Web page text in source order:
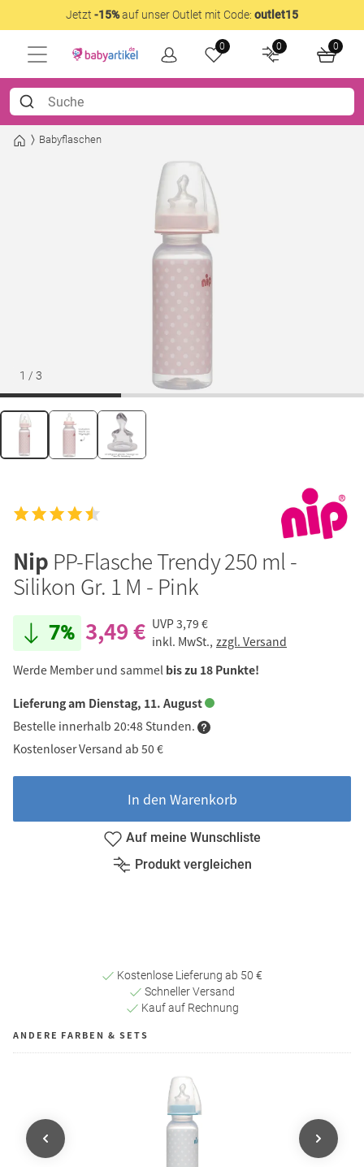
Jetzt -15%auf unser Outlet mit Code: outlet15
0 0 0
Babyflaschen
1 / 3
Nip PP-Flasche Trendy 250 ml -
Silikon Gr. 1 M - Pink
7% 3,49 € UVP3,79 €
inkl. MwSt., zzgl. Versand
Werde Member und sammel bis zu 18 Punkte!
Lieferung am Dienstag, 11. August
Bestelle innerhalb 20:48 Stunden.
Kostenloser Versand ab 50 €
In den Warenkorb
Auf meine Wunschliste
Produkt vergleichen
Kostenlose Lieferung ab 50 €
Schneller Versand
Kauf auf Rechnung
ANDERE FARBEN & SETS